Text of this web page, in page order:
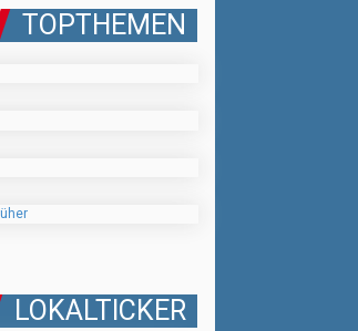
TOPTHEMEN
LOKALTICKER